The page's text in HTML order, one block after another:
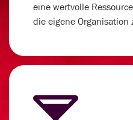
eine wertvolle
die eigene Organisation